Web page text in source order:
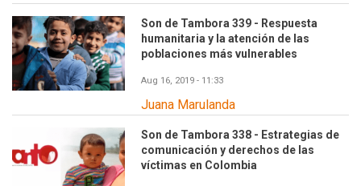
Son de Tambora 339 - Respuesta
humanitaria y la atención de las
poblaciones más vulnerables
Aug 16, 2019 - 11:33
Juana Marulanda
Son de Tambora 338 - Estrategias de
comunicación y derechos de las
víctimas en Colombia